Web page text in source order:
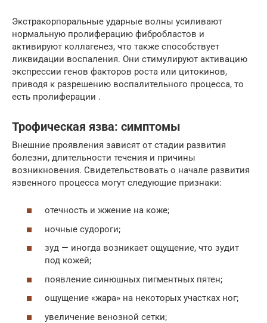
Экстракорпоральные ударные волны усиливают
нормальную пролиферацию фибробластов и
активируют коллагенез, что также способствует
ликвидации воспаления. Они стимулируют активацию
экспрессии генов факторов роста или цитокинов,
приводя к разрешению воспалительного процесса, то
есть пролиферации .
Трофическая язва: симптомы
Внешние проявления зависят от стадии развития
болезни, длительности течения и причины
возникновения. Свидетельствовать о начале развития
язвенного процесса могут следующие признаки:
отечность и жжение на коже;
ночные судороги;
зуд — иногда возникает ощущение, что зудит
под кожей;
появление синюшных пигментных пятен;
ощущение «жара» на некоторых участках ног;
увеличение венозной сетки;